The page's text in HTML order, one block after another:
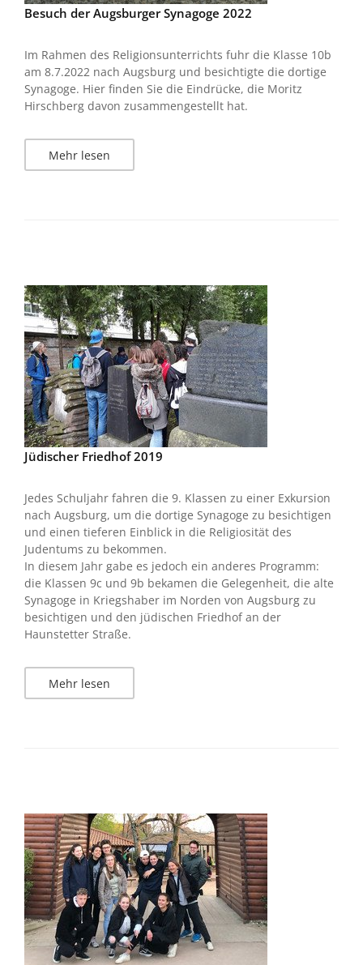
Besuch der Augsburger Synagoge 2022
Im Rahmen des Religionsunterrichts fuhr die Klasse 10b
am 8.7.2022 nach Augsburg und besichtigte die dortige
Synagoge. Hier finden Sie die Eindrücke, die Moritz
Hirschberg davon zusammengestellt hat.
Mehr lesen
Jüdischer Friedhof 2019
Jedes Schuljahr fahren die 9. Klassen zu einer Exkursion
nach Augsburg, um die dortige Synagoge zu besichtigen
und einen tieferen Einblick in die Religiosität des
Judentums zu bekommen.
In diesem Jahr gabe es jedoch ein anderes Programm:
die Klassen 9c und 9b bekamen die Gelegenheit, die alte
Synagoge in Kriegshaber im Norden von Augsburg zu
besichtigen und den jüdischen Friedhof an der
Haunstetter Straße.
Mehr lesen